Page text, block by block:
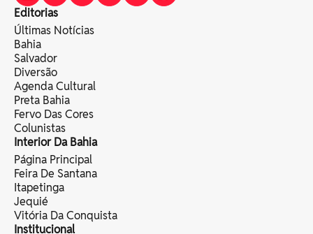
Editorias
Últimas Notícias
Bahia
Salvador
Diversão
Agenda Cultural
Preta Bahia
Fervo Das Cores
Colunistas
Interior Da Bahia
Página Principal
Feira De Santana
Itapetinga
Jequié
Vitória Da Conquista
Institucional